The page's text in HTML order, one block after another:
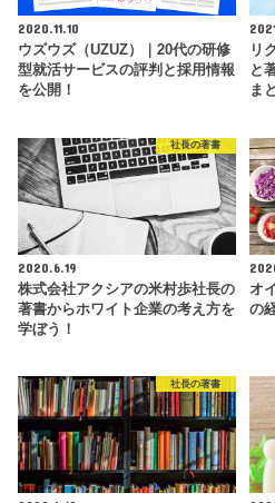
2020.11.10
ウズウズ（UZUZ）｜20代の研修
型就活サービスの評判と採用情報
を公開！
リ
と
ま
社長の著書
2020.6.19
株式会社アクシアの米村歩社長の
著書からホワイト企業の考え方を
学ぼう！
オ
の
社長の著書